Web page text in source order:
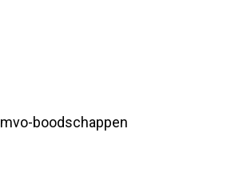
boodschappen